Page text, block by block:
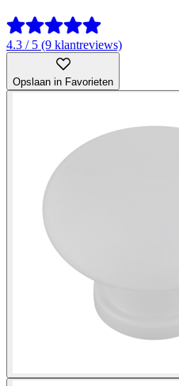
4.3 / 5 (9 klantreviews)
Opslaan in Favorieten